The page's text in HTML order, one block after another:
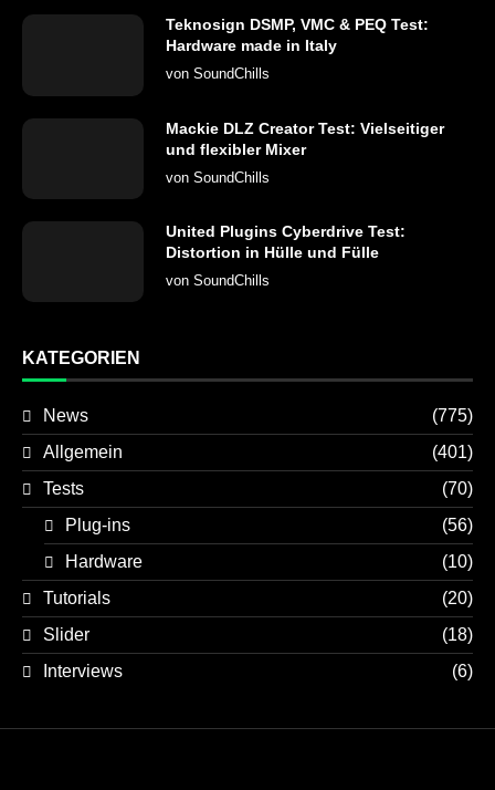
Teknosign DSMP, VMC & PEQ Test:
Hardware made in Italy
von SoundChills
Mackie DLZ Creator Test: Vielseitiger
und flexibler Mixer
von SoundChills
United Plugins Cyberdrive Test:
Distortion in Hülle und Fülle
von SoundChills
KATEGORIEN
News
(775)
Allgemein
(401)
Tests
(70)
Plug-ins
(56)
Hardware
(10)
Tutorials
(20)
Slider
(18)
Interviews
(6)